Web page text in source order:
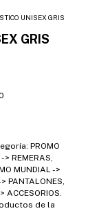
UNISEX GRIS
GRIS
PROMO
> REMERAS,
MUNDIAL ->
PANTALONES,
ACCESORIOS.
de la